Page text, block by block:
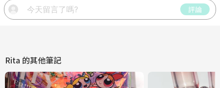
評論
Rita 的其他筆記